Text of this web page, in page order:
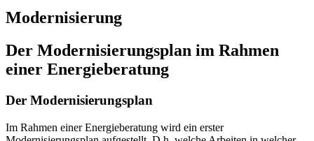
Modernisierung
Der Modernisierungsplan im Rahmen
einer Energieberatung
Der Modernisierungsplan
Im Rahmen einer Energieberatung wird ein erster